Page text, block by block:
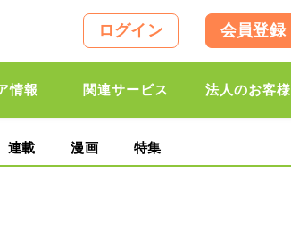
ログイン 会員登録
情報 関連サービス 法人のお客様
連載 漫画 特集